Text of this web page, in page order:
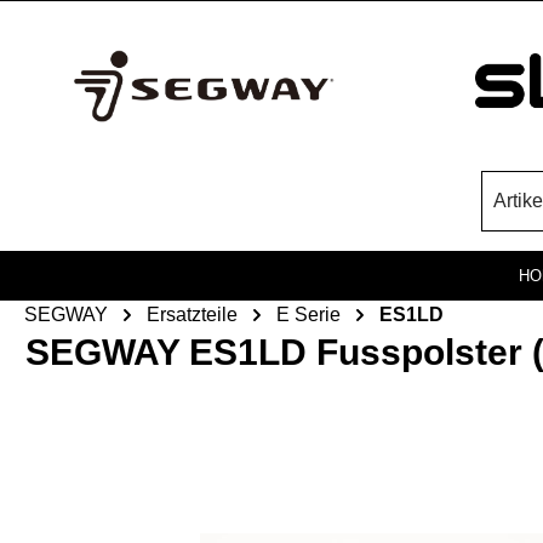
SEGWAY Ersatzteile E Serie ES1LD
SEGWAY ES1LD Fusspolster